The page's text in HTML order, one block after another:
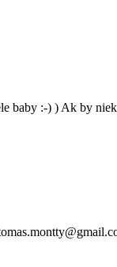
baby :-) ) Ak by